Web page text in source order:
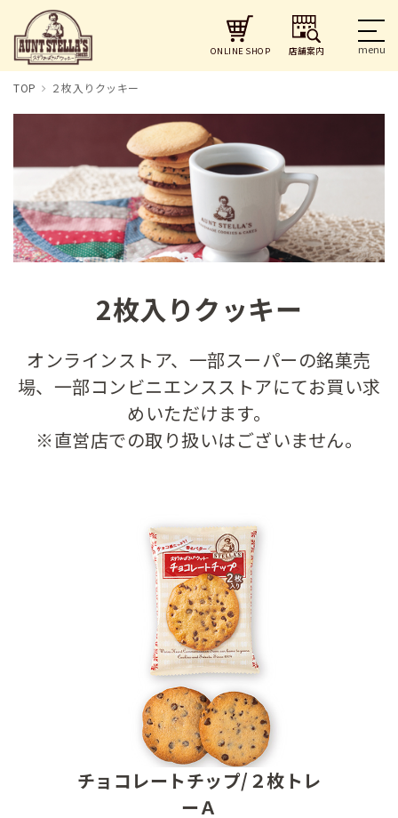
ONLINE SHOP 店舗案内
TOP ２枚入りクッキー
2枚入りクッキー
オンラインストア、一部スーパーの銘菓売
場、一部コンビニエンスストアにてお買い求
めいただけます。
※直営店での取り扱いはございません。
チョコレートチップ/２枚トレ
ーＡ